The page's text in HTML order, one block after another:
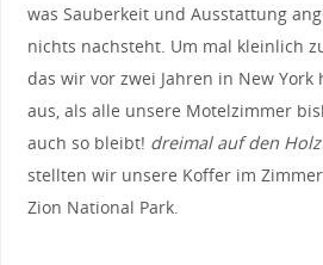
was Sauberkeit und Ausstattung
nichts nachsteht. Um mal kleinlich
das wir vor zwei Jahren in New
aus, als alle unsere Motelzimmer
auch so bleibt! dreimal auf den
stellten wir unsere Koffer im
Zion National Park.